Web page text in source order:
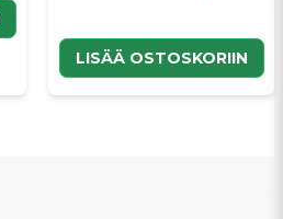
LISÄÄ OSTOSKORIIN